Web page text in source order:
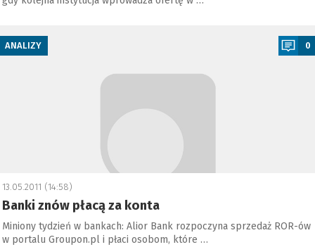
ANALIZY 0
13.05.2011 (14:58)
Banki znów płacą za konta
Miniony tydzień w bankach: Alior Bank rozpoczyna sprzedaż ROR-ów
w portalu Groupon.pl i płaci osobom, które …